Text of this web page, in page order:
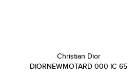
Christian Dior
DIORNEWMOTARD 000 IC 65